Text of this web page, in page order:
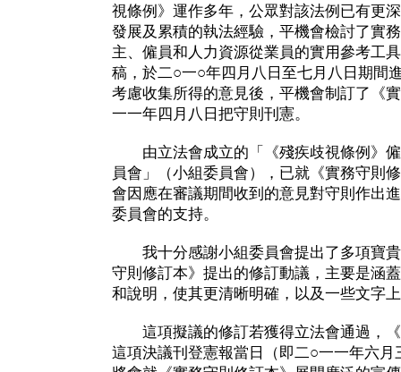
視條例》運作多年，公眾對該法例已有更
發展及累積的執法經驗，平機會檢討了實
主、僱員和人力資源從業員的實用參考工
稿，於二○一○年四月八日至七月八日期間
考慮收集所得的意見後，平機會制訂了《
一一年四月八日把守則刊憲。
由立法會成立的「《殘疾歧視條例》僱
員會」（小組委員會），已就《實務守則
會因應在審議期間收到的意見對守則作出
委員會的支持。
我十分感謝小組委員會提出了多項寶貴
守則修訂本》提出的修訂動議，主要是涵
和說明，使其更清晰明確，以及一些文字
這項擬議的修訂若獲得立法會通過，《
這項決議刊登憲報當日（即二○一一年六